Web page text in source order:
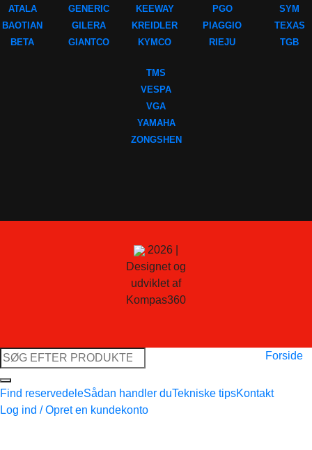
ATALA
BAOTIAN
BETA
GENERIC
GILERA
GIANTCO
KEEWAY
KREIDLER
KYMCO
PGO
PIAGGIO
RIEJU
SYM
TEXAS
TGB
TMS
VESPA
VGA
YAMAHA
ZONGSHEN
2026 |
Designet og
udviklet af
Kompas360
Søg
efter:
Forside
Find reservedeleSådan handler duTekniske tipsKontakt
Log ind / Opret en kundekonto